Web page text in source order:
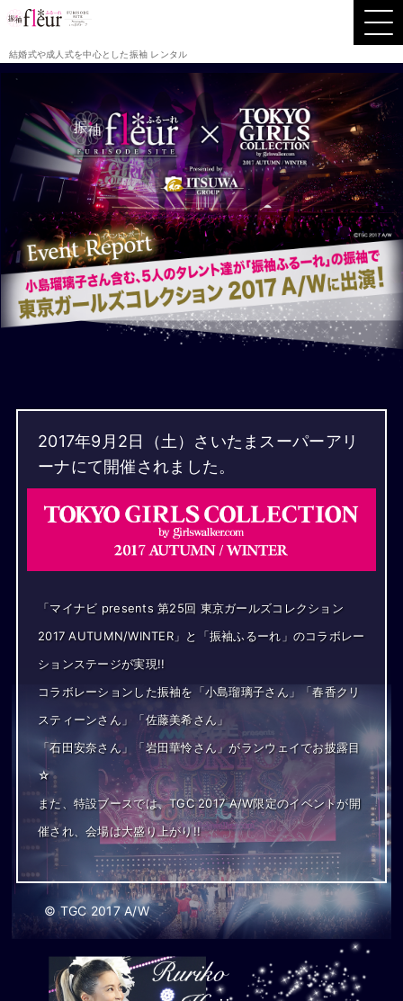
結婚式や成人式を中心とした振袖 レンタル
2017年9月2日（土）さいたまスーパーアリ
ーナにて開催されました。
「マイナビ presents 第25回 東京ガールズコレクション
2017 AUTUMN/WINTER」と「振袖ふるーれ」のコラボレー
ションステージが実現!!
コラボレーションした振袖を「小島瑠璃子さん」「春香クリ
スティーンさん」「佐藤美希さん」
「石田安奈さん」「岩田華怜さん」がランウェイでお披露目
☆
また、特設ブースでは、TGC 2017 A/W限定のイベントが開
催され、会場は大盛り上がり!!
© TGC 2017 A/W